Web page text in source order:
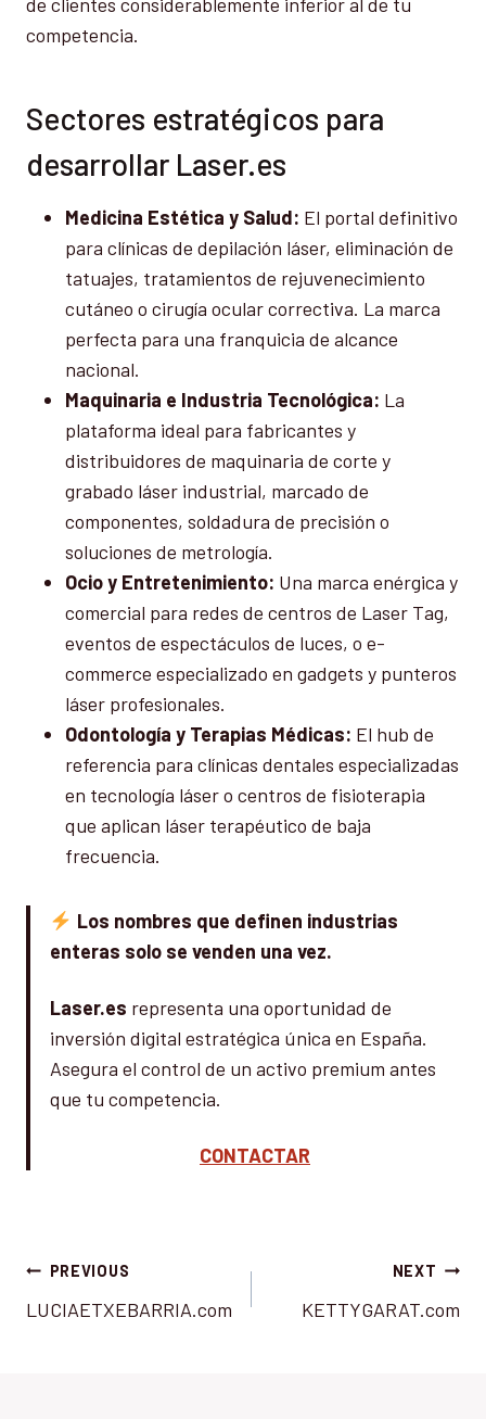
competencia.
Sectores estratégicos para
desarrollar Laser.es
Medicina Estética y Salud: El portal definitivo
para clínicas de depilación láser, eliminación de
tatuajes, tratamientos de rejuvenecimiento
cutáneo o cirugía ocular correctiva. La marca
perfecta para una franquicia de alcance
nacional.
Maquinaria e Industria Tecnológica: La
plataforma ideal para fabricantes y
distribuidores de maquinaria de corte y
grabado láser industrial, marcado de
componentes, soldadura de precisión o
soluciones de metrología.
Ocio y Entretenimiento: Una marca enérgica y
comercial para redes de centros de Laser Tag,
eventos de espectáculos de luces, o e-
commerce especializado en gadgets y punteros
láser profesionales.
Odontología y Terapias Médicas: El hub de
referencia para clínicas dentales especializadas
en tecnología láser o centros de fisioterapia
que aplican láser terapéutico de baja
frecuencia.
Los nombres que definen industrias
enteras solo se venden una vez.
Laser.es representa una oportunidad de
inversión digital estratégica única en España.
Asegura el control de un activo premium antes
que tu competencia.
CONTACTAR
Post
navigation
PREVIOUS
LUCIAETXEBARRIA.com
NEXT
KETTYGARAT.com